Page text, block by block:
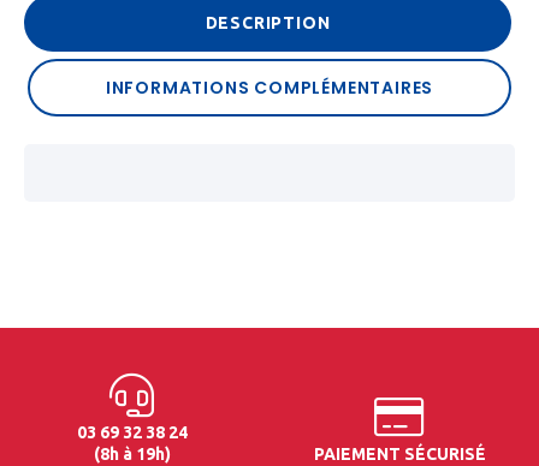
DESCRIPTION
INFORMATIONS COMPLÉMENTAIRES
03 69 32 38 24
(8h à 19h)
PAIEMENT SÉCURISÉ